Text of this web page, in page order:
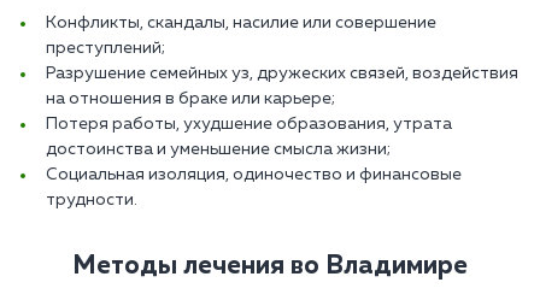
Конфликты, скандалы, насилие или совершение
преступлений;
Разрушение семейных уз, дружеских связей, воздействия
на отношения в браке или карьере;
Потеря работы, ухудшение образования, утрата
достоинства и уменьшение смысла жизни;
Социальная изоляция, одиночество и финансовые
трудности.
Методы лечения во Владимире